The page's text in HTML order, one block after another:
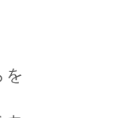
を